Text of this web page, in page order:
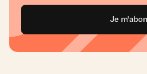
Je